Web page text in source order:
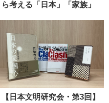
ら考える「日本」「家族」
【日本文明研究会・第3回】